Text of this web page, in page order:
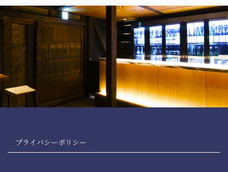
プライバシーポリシー